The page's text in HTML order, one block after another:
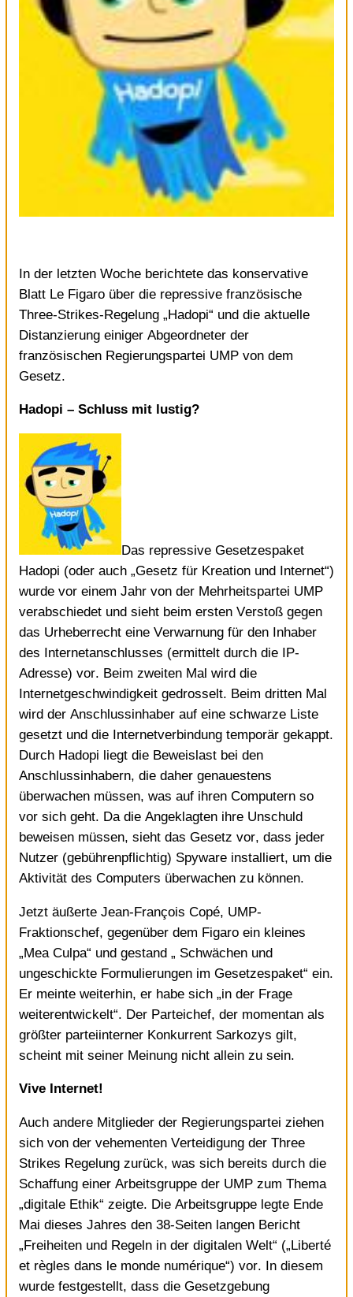
In der letzten Woche berichtete das konservative
Blatt Le Figaro über die repressive französische
Three-Strikes-Regelung „Hadopi“ und die aktuelle
Distanzierung einiger Abgeordneter der
französischen Regierungspartei UMP von dem
Gesetz.
Hadopi – Schluss mit lustig?
Das repressive Gesetzespaket
Hadopi (oder auch „Gesetz für Kreation und Internet“)
wurde vor einem Jahr von der Mehrheitspartei UMP
verabschiedet und sieht beim ersten Verstoß gegen
das Urheberrecht eine Verwarnung für den Inhaber
des Internetanschlusses (ermittelt durch die IP-
Adresse) vor. Beim zweiten Mal wird die
Internetgeschwindigkeit gedrosselt. Beim dritten Mal
wird der Anschlussinhaber auf eine schwarze Liste
gesetzt und die Internetverbindung temporär gekappt.
Durch Hadopi liegt die Beweislast bei den
Anschlussinhabern, die daher genauestens
überwachen müssen, was auf ihren Computern so
vor sich geht. Da die Angeklagten ihre Unschuld
beweisen müssen, sieht das Gesetz vor, dass jeder
Nutzer (gebührenpflichtig) Spyware installiert, um die
Aktivität des Computers überwachen zu können.
Jetzt äußerte Jean-François Copé, UMP-
Fraktionschef, gegenüber dem Figaro ein kleines
„Mea Culpa“ und gestand „ Schwächen und
ungeschickte Formulierungen im Gesetzespaket“ ein.
Er meinte weiterhin, er habe sich „in der Frage
weiterentwickelt“. Der Parteichef, der momentan als
größter parteiinterner Konkurrent Sarkozys gilt,
scheint mit seiner Meinung nicht allein zu sein.
Vive Internet!
Auch andere Mitglieder der Regierungspartei ziehen
sich von der vehementen Verteidigung der Three
Strikes Regelung zurück, was sich bereits durch die
Schaffung einer Arbeitsgruppe der UMP zum Thema
„digitale Ethik“ zeigte. Die Arbeitsgruppe legte Ende
Mai dieses Jahres den 38-Seiten langen Bericht
„Freiheiten und Regeln in der digitalen Welt“ („Liberté
et règles dans le monde numérique“) vor. In diesem
wurde festgestellt, dass die Gesetzgebung